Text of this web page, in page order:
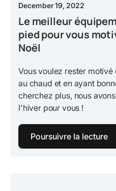
December 19, 2022
Le meilleur
pied pour vous
Noël
Vous voulez rester
au chaud et en ayant
cherchez plus, nous
l'hiver pour vous !
Poursuivre la lecture